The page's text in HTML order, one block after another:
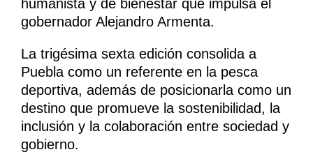
humanista y de bienestar que impulsa el
gobernador Alejandro Armenta.
La trigésima sexta edición consolida a
Puebla como un referente en la pesca
deportiva, además de posicionarla como un
destino que promueve la sostenibilidad, la
inclusión y la colaboración entre sociedad y
gobierno.